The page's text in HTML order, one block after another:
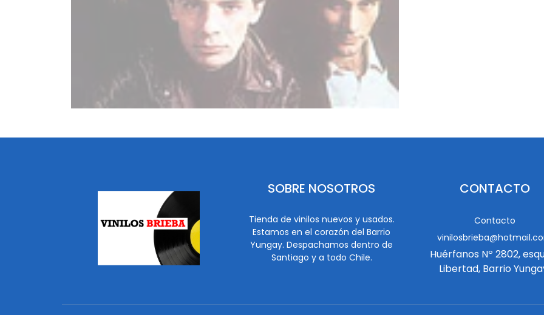
SOBRE NOSOTROS
Tienda de vinilos nuevos y usados.
Estamos en el corazón del Barrio
Yungay. Despachamos dentro de
Santiago y a todo Chile.
CONTACTO
Contacto
Huérfanos Nº 2802,
Libertad, Barrio